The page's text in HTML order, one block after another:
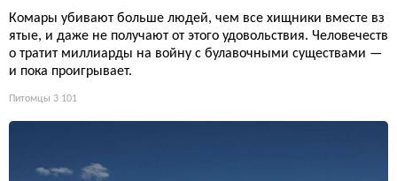
Комары убивают больше людей, чем все хищники вместе вз
ятые, и даже не получают от этого удовольствия. Человечеств
о тратит миллиарды на войну с булавочными существами —
и пока проигрывает.
Питомцы 3 101